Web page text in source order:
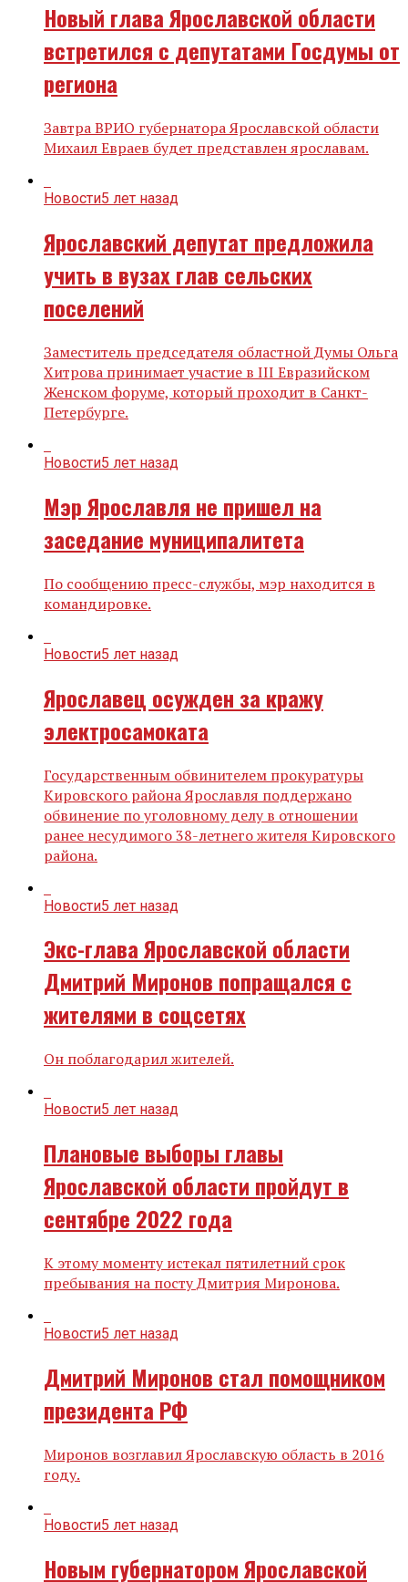
Новый глава Ярославской области
встретился с депутатами Госдумы от
региона
Завтра ВРИО губернатора Ярославской области
Михаил Евраев будет представлен ярославам.
Новости5 лет назад
Ярославский депутат предложила
учить в вузах глав сельских
поселений
Заместитель председателя областной Думы Ольга
Хитрова принимает участие в III Евразийском
Женском форуме, который проходит в Санкт-
Петербурге.
Новости5 лет назад
Мэр Ярославля не пришел на
заседание муниципалитета
По сообщению пресс-службы, мэр находится в
командировке.
Новости5 лет назад
Ярославец осужден за кражу
электросамоката
Государственным обвинителем прокуратуры
Кировского района Ярославля поддержано
обвинение по уголовному делу в отношении
ранее несудимого 38-летнего жителя Кировского
района.
Новости5 лет назад
Экс-глава Ярославской области
Дмитрий Миронов попращался с
жителями в соцсетях
Он поблагодарил жителей.
Новости5 лет назад
Плановые выборы главы
Ярославской области пройдут в
сентябре 2022 года
К этому моменту истекал пятилетний срок
пребывания на посту Дмитрия Миронова.
Новости5 лет назад
Дмитрий Миронов стал помощником
президента РФ
Миронов возглавил Ярославскую область в 2016
году.
Новости5 лет назад
Новым губернатором Ярославской